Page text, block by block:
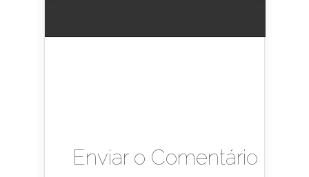
Enviar o Comentário